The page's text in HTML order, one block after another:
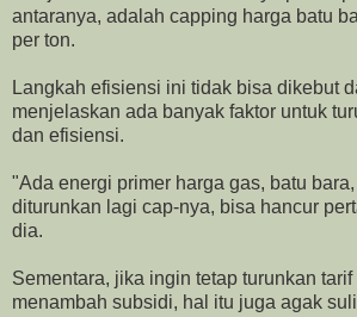
antaranya, adalah capping harga batu
per ton.
Langkah efisiensi ini tidak bisa dikebut
menjelaskan ada banyak faktor untuk
dan efisiensi.
"Ada energi primer harga gas, batu
diturunkan lagi cap-nya, bisa hancur
dia.
Sementara, jika ingin tetap turunkan
menambah subsidi, hal itu juga agak